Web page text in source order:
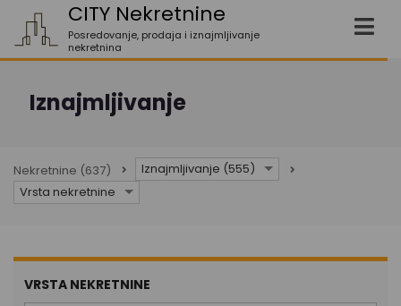
CITY Nekretnine
Posredovanje, prodaja i iznajmljivanje
nekretnina
Iznajmljivanje
Nekretnine (637)
Iznajmljivanje (555)
Vrsta nekretnine
VRSTA NEKRETNINE